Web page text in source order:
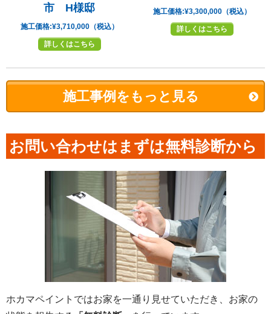
市 H様邸
施工価格:¥3,710,000（税込）
詳しくはこちら
施工価格:¥3,300,000（税込）
詳しくはこちら
施工事例をもっと見る
お問い合わせはまずは無料診断から
ホカマペイントではお家を一通り見せていただき、お家の